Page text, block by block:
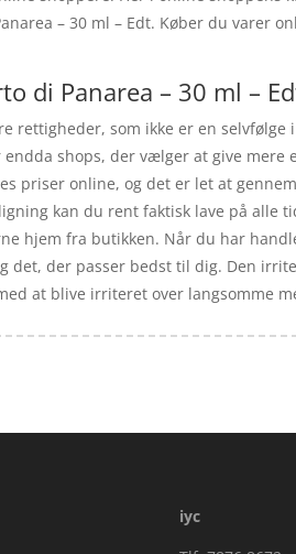
– 30 ml – Edt. Køber du varer
di Panarea – 30 ml –
rettigheder, som ikke er en
shops, der vælger at give
priser online, og det er let at
kan du rent faktisk lave på alle
hjem fra butikken. Når du har
der passer bedst til dig. Den
at blive irriteret over langsomme
iyc